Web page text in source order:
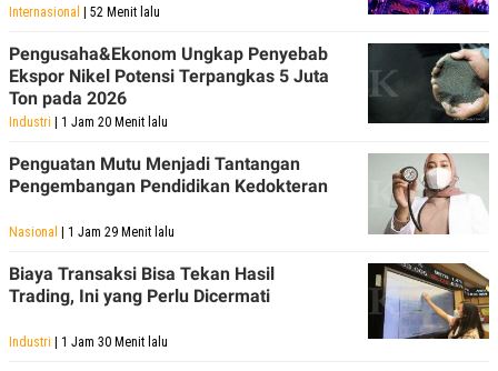
Internasional | 52 Menit lalu
Pengusaha&Ekonom Ungkap Penyebab
Ekspor Nikel Potensi Terpangkas 5 Juta
Ton pada 2026
Industri | 1 Jam 20 Menit lalu
Penguatan Mutu Menjadi Tantangan
Pengembangan Pendidikan Kedokteran
Nasional | 1 Jam 29 Menit lalu
Biaya Transaksi Bisa Tekan Hasil
Trading, Ini yang Perlu Dicermati
Industri | 1 Jam 30 Menit lalu